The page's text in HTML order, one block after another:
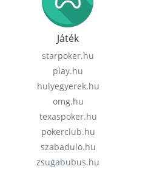
Játék
starpoker.hu
play.hu
hulyegyerek.hu
omg.hu
texaspoker.hu
pokerclub.hu
szabadulo.hu
zsugabubus.hu